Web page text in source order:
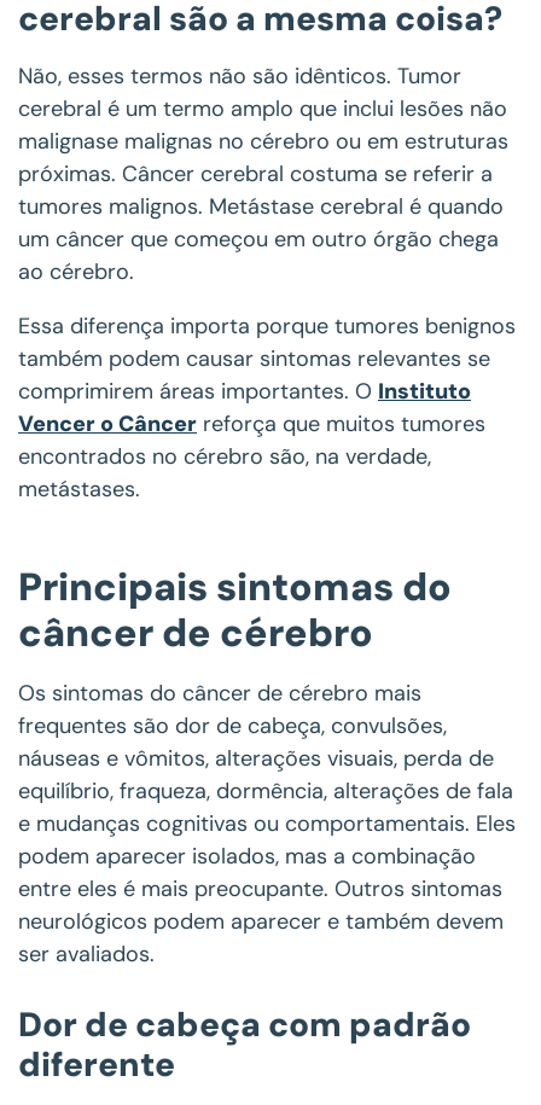
cerebral são a mesma coisa?
Não, esses termos não são idênticos. Tumor
cerebral é um termo amplo que inclui lesões não
malignase malignas no cérebro ou em estruturas
próximas. Câncer cerebral costuma se referir a
tumores malignos. Metástase cerebral é quando
um câncer que começou em outro órgão chega
ao cérebro.
Essa diferença importa porque tumores benignos
também podem causar sintomas relevantes se
comprimirem áreas importantes. O Instituto
Vencer o Câncer reforça que muitos tumores
encontrados no cérebro são, na verdade,
metástases.
Principais sintomas do
câncer de cérebro
Os sintomas do câncer de cérebro mais
frequentes são dor de cabeça, convulsões,
náuseas e vômitos, alterações visuais, perda de
equilíbrio, fraqueza, dormência, alterações de fala
e mudanças cognitivas ou comportamentais. Eles
podem aparecer isolados, mas a combinação
entre eles é mais preocupante. Outros sintomas
neurológicos podem aparecer e também devem
ser avaliados.
Dor de cabeça com padrão
diferente